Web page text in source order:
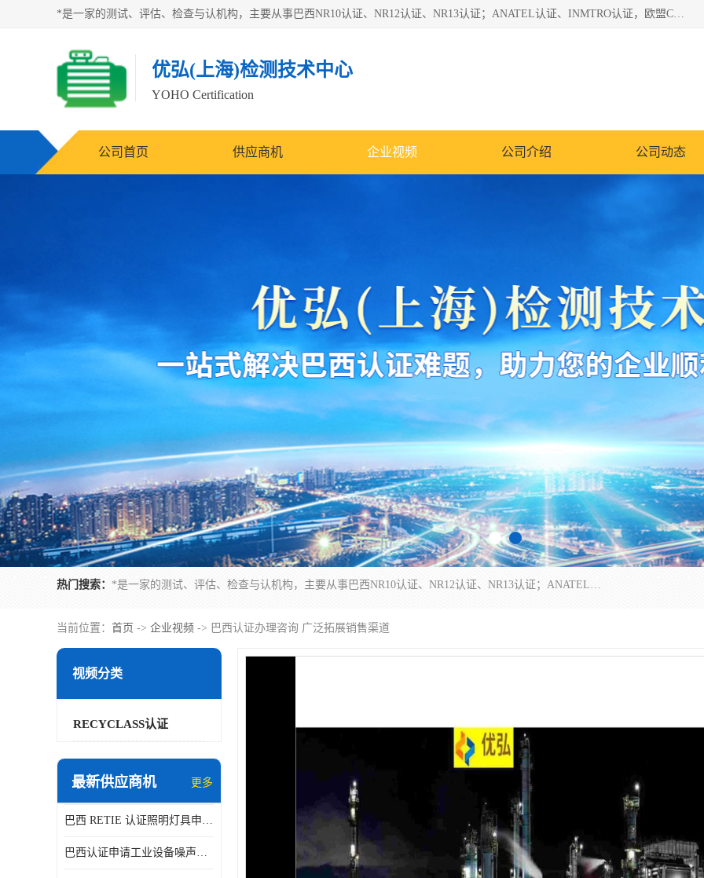
*是一家的测试、评估、检查与认机构，主要从事巴西NR10认证、NR12认证、NR13认证；ANATEL认证、INMTRO认证，欧盟CE认证：MD认证，PED认证，MID认证，ATEX认证，德国蓝色天使认证。
优弘(上海)检测技术中心
YOHO Certification
公司首页 供应商机 企业视频 公司介绍 公司动态
热门搜索： *是一家的测试、评估、检查与认机构，主要从事巴西NR10认证、NR12认证、NR13认证；ANATEL认证、INMTRO认证，欧盟CE认证：MD认证，PED认证，MID认证，ATEX认证，德国蓝色天使认证。
当前位置： 首页 -> 企业视频 -> 巴西认证办理咨询 广泛拓展销售渠道
视频分类
RECYCLASS认证
最新供应商机 更多
巴西 RETIE 认证照明灯具申请 RETIE 认证
巴西认证申请工业设备噪声控制认证规范